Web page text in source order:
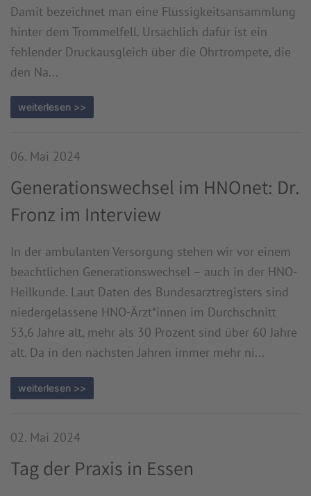
Damit bezeichnet man eine Flüssigkeitsansammlung
hinter dem Trommelfell. Ursächlich dafür ist ein
fehlender Druckausgleich über die Ohrtrompete, die
den Na...
weiterlesen >>
06. Mai 2024
Generationswechsel im HNOnet: Dr.
Fronz im Interview
In der ambulanten Versorgung stehen wir vor einem
beachtlichen Generationswechsel – auch in der HNO-
Heilkunde. Laut Daten des Bundesarztregisters sind
niedergelassene HNO-Ärzt*innen im Durchschnitt
53,6 Jahre alt, mehr als 30 Prozent sind über 60 Jahre
alt. Da in den nächsten Jahren immer mehr ni...
weiterlesen >>
02. Mai 2024
Tag der Praxis in Essen